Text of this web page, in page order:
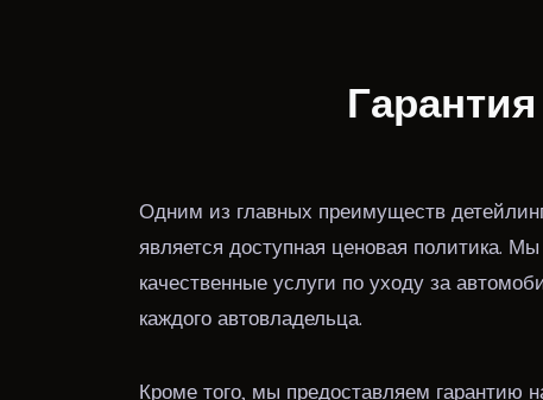
Одним из главных преимуществ
является доступная ценовая политика.
качественные услуги по уходу за
каждого автовладельца.
Кроме того, мы предоставляем гарантию